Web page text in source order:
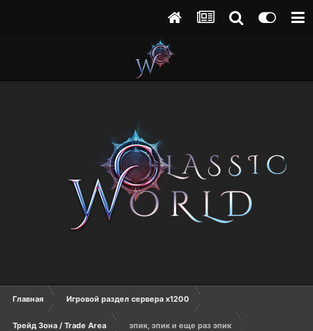
Главная Игровой раздел сервера х1200
Трейд Зона / Trade Area эпик, эпик и еще раз эпик